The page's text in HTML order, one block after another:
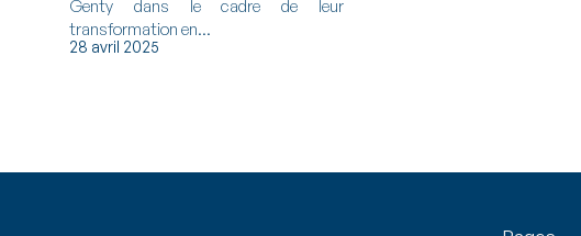
Genty dans le cadre de leur
transformation en...
28 avril 2025